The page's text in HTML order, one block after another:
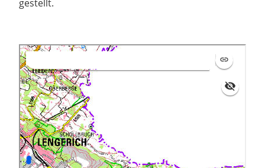
gestellt.